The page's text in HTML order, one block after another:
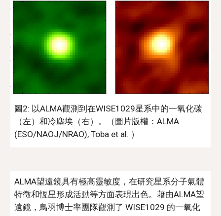
圖2: 以ALMA觀測到在WISE1029星系中的一氧化碳
（左）和冷塵埃（右）。（圖片版權：ALMA
(ESO/NAOJ/NRAO), Toba et al. ）
ALMA望遠鏡具有極高靈敏度，在研究星系分子氣體
特徵和恆星形成活動等方面表現出色。藉由ALMA望
遠鏡，鳥羽博士率團隊觀測了 WISE1029 的一氧化